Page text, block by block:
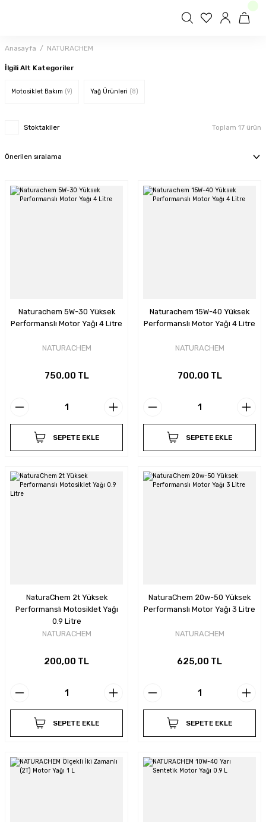
Anasayfa NATURACHEM
İlgili Alt Kategoriler
Motosiklet Bakım (9) Yağ Ürünleri (8)
Stoktakiler Toplam 17 ürün
Naturachem 5W-30 Yüksek
Performanslı Motor Yağı 4 Litre
NATURACHEM
750,00 TL
SEPETE EKLE
Naturachem 15W-40 Yüksek
Performanslı Motor Yağı 4 Litre
NATURACHEM
700,00 TL
SEPETE EKLE
NaturaChem 2t Yüksek
Performanslı Motosiklet Yağı
0.9 Litre
NATURACHEM
200,00 TL
SEPETE EKLE
NaturaChem 20w-50 Yüksek
Performanslı Motor Yağı 3 Litre
NATURACHEM
625,00 TL
SEPETE EKLE